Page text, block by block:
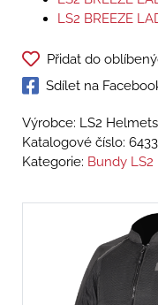
LS2 BREEZE
Přidat do
Sdílet na
Výrobce: LS2 Helmets
Katalogové číslo:
Kategorie: Bundy LS2